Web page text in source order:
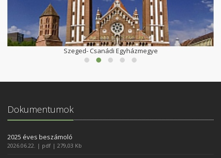
Szeged- Csanádi Egyházmegye
Dokumentumok
2025 éves beszámoló
2026.06.22. | pdf | 279,03 Kb